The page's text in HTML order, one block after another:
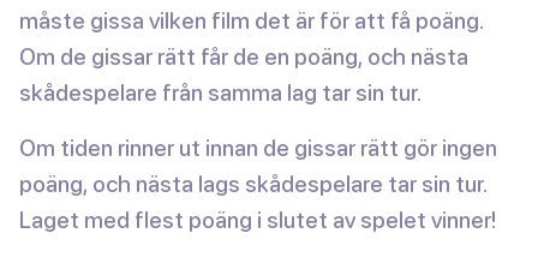
måste gissa vilken film det är för att få poäng.
Om de gissar rätt får de en poäng, och nästa
skådespelare från samma lag tar sin tur.
Om tiden rinner ut innan de gissar rätt gör ingen
poäng, och nästa lags skådespelare tar sin tur.
Laget med flest poäng i slutet av spelet vinner!